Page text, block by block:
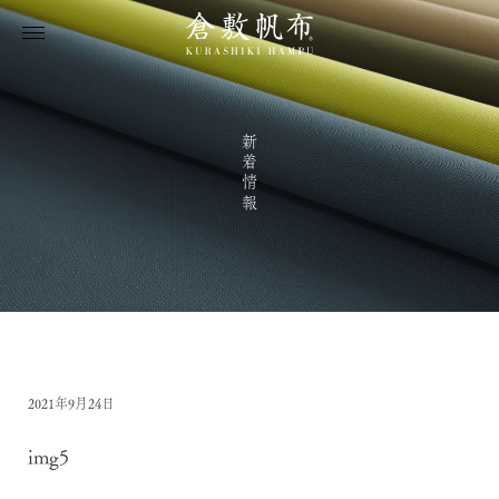
新着情報
2021年9月24日
img5